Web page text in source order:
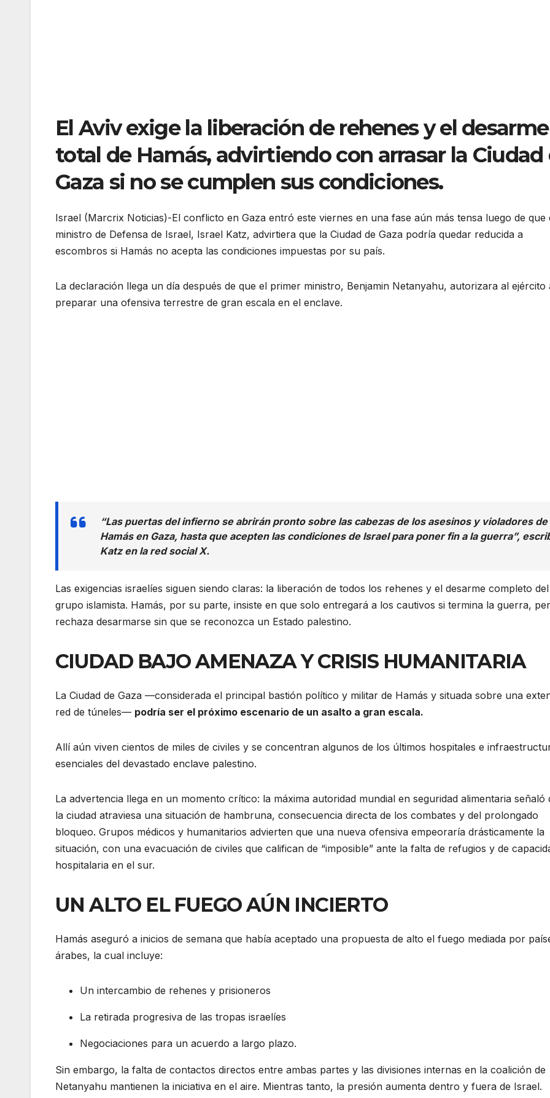
El Aviv exige la liberación de rehenes y el desarme
total de Hamás, advirtiendo con arrasar la Ciudad
Gaza si no se cumplen sus condiciones.
Israel (Marcrix Noticias)-El conflicto en Gaza entró este viernes en una fase aún más tensa luego de que
ministro de Defensa de Israel, Israel Katz, advirtiera que la Ciudad de Gaza podría quedar reducida a
escombros si Hamás no acepta las condiciones impuestas por su país.
La declaración llega un día después de que el primer ministro, Benjamin Netanyahu, autorizara al ejército
preparar una ofensiva terrestre de gran escala en el enclave.
“Las puertas del infierno se abrirán pronto sobre las cabezas de los asesinos y violadores de
Hamás en Gaza, hasta que acepten las condiciones de Israel para poner fin a la guerra”,
Katz en la red social X.
Las exigencias israelíes siguen siendo claras: la liberación de todos los rehenes y el desarme completo del
grupo islamista. Hamás, por su parte, insiste en que solo entregará a los cautivos si termina la guerra,
rechaza desarmarse sin que se reconozca un Estado palestino.
CIUDAD BAJO AMENAZA Y CRISIS HUMANITARIA
La Ciudad de Gaza —considerada el principal bastión político y militar de Hamás y situada sobre una
red de túneles— podría ser el próximo escenario de un asalto a gran escala.
Allí aún viven cientos de miles de civiles y se concentran algunos de los últimos hospitales e
esenciales del devastado enclave palestino.
La advertencia llega en un momento crítico: la máxima autoridad mundial en seguridad alimentaria señaló
la ciudad atraviesa una situación de hambruna, consecuencia directa de los combates y del prolongado
bloqueo. Grupos médicos y humanitarios advierten que una nueva ofensiva empeoraría drásticamente la
situación, con una evacuación de civiles que califican de “imposible” ante la falta de refugios y de
hospitalaria en el sur.
UN ALTO EL FUEGO AÚN INCIERTO
Hamás aseguró a inicios de semana que había aceptado una propuesta de alto el fuego mediada por
árabes, la cual incluye:
Un intercambio de rehenes y prisioneros
La retirada progresiva de las tropas israelíes
Negociaciones para un acuerdo a largo plazo.
Sin embargo, la falta de contactos directos entre ambas partes y las divisiones internas en la coalición de
Netanyahu mantienen la iniciativa en el aire. Mientras tanto, la presión aumenta dentro y fuera de Israel.